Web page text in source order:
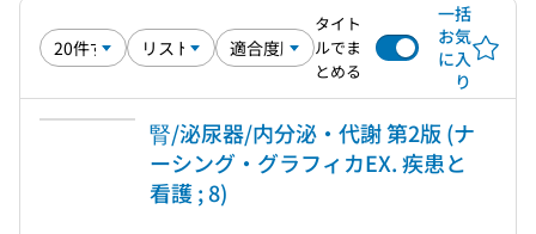
タイト
ルでま
とめる
一括
お気
に入
り
腎/泌尿器/内分泌・代謝 第2版 (ナ
ーシング・グラフィカEX. 疾患と
看護 ; 8)